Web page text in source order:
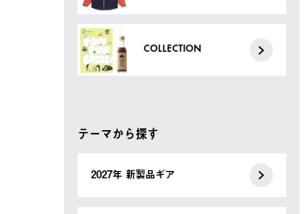
COLLECTION
テーマから探す
2027年 新製品ギア